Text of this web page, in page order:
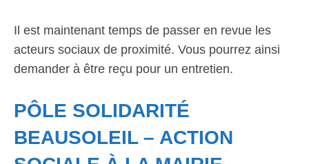
Il est maintenant temps de passer en revue les
acteurs sociaux de proximité. Vous pourrez ainsi
demander à être reçu pour un entretien.
PÔLE SOLIDARITÉ
BEAUSOLEIL – ACTION